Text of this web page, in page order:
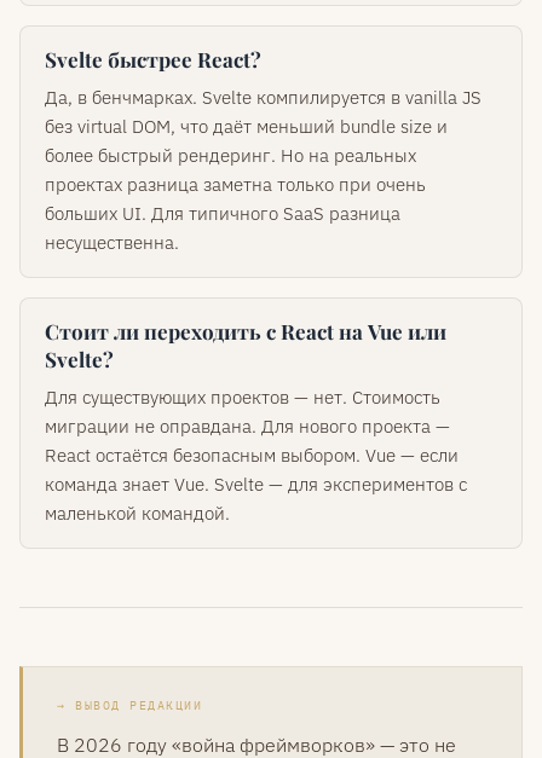
Svelte быстрее React?
Да, в бенчмарках. Svelte компилируется в vanilla JS
без virtual DOM, что даёт меньший bundle size и
более быстрый рендеринг. Но на реальных
проектах разница заметна только при очень
больших UI. Для типичного SaaS разница
несущественна.
Стоит ли переходить с React на Vue или
Svelte?
Для существующих проектов — нет. Стоимость
миграции не оправдана. Для нового проекта —
React остаётся безопасным выбором. Vue — если
команда знает Vue. Svelte — для экспериментов с
маленькой командой.
ВЫВОД РЕДАКЦИИ
В 2026 году «война фреймворков» — это не